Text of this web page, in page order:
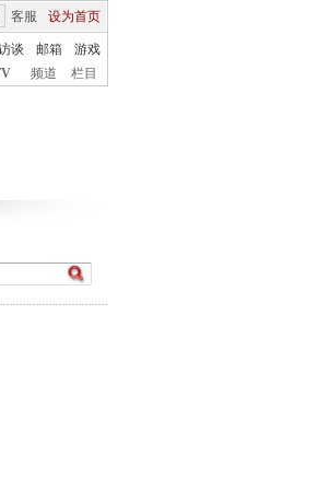
客服 设为首页
谈 邮箱
游戏
频道 栏目